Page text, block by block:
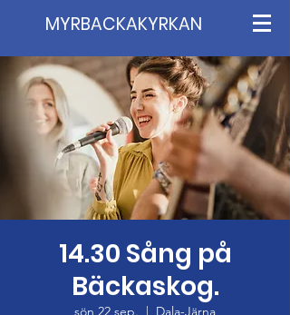
MYRBACKAKYRKAN
14.30 Sång på
Bäckaskog.
sön 22 sep.
  |
Dala-Järna